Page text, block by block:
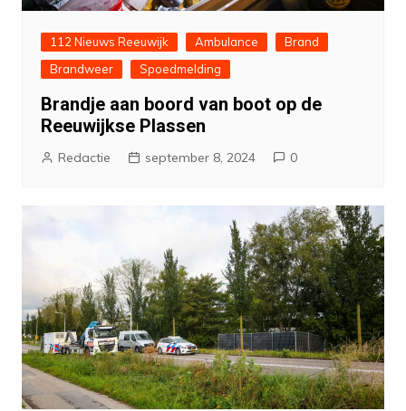
112 Nieuws Reeuwijk Ambulance
Brand
Brandweer
Spoedmelding
Brandje aan boord van boot op de
Reeuwijkse Plassen
Redactie september 8, 2024 0